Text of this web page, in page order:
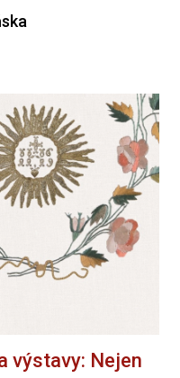
výstavy: Nejen